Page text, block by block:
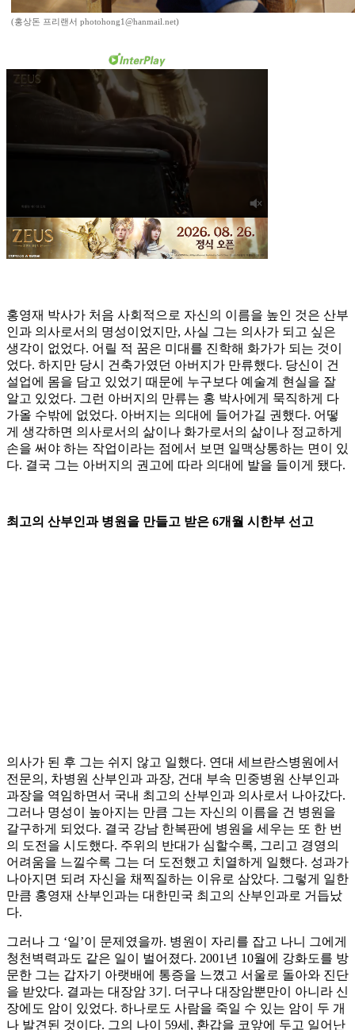
(홍상돈 프리랜서 photohong1@hanmail.net)
홍영재 박사가 처음 사회적으로 자신의 이름을 높인 것은 산부
인과 의사로서의 명성이었지만, 사실 그는 의사가 되고 싶은
생각이 없었다. 어릴 적 꿈은 미대를 진학해 화가가 되는 것이
었다. 하지만 당시 건축가였던 아버지가 만류했다. 당신이 건
설업에 몸을 담고 있었기 때문에 누구보다 예술계 현실을 잘
알고 있었다. 그런 아버지의 만류는 홍 박사에게 묵직하게 다
가올 수밖에 없었다. 아버지는 의대에 들어가길 권했다. 어떻
게 생각하면 의사로서의 삶이나 화가로서의 삶이나 정교하게
손을 써야 하는 작업이라는 점에서 보면 일맥상통하는 면이 있
다. 결국 그는 아버지의 권고에 따라 의대에 발을 들이게 됐다.
최고의 산부인과 병원을 만들고 받은 6개월 시한부 선고
의사가 된 후 그는 쉬지 않고 일했다. 연대 세브란스병원에서
전문의, 차병원 산부인과 과장, 건대 부속 민중병원 산부인과
과장을 역임하면서 국내 최고의 산부인과 의사로서 나아갔다.
그러나 명성이 높아지는 만큼 그는 자신의 이름을 건 병원을
갈구하게 되었다. 결국 강남 한복판에 병원을 세우는 또 한 번
의 도전을 시도했다. 주위의 반대가 심할수록, 그리고 경영의
어려움을 느낄수록 그는 더 도전했고 치열하게 일했다. 성과가
나아지면 되려 자신을 채찍질하는 이유로 삼았다. 그렇게 일한
만큼 홍영재 산부인과는 대한민국 최고의 산부인과로 거듭났
다.
그러나 그 ‘일’이 문제였을까. 병원이 자리를 잡고 나니 그에게
청천벽력과도 같은 일이 벌어졌다. 2001년 10월에 강화도를 방
문한 그는 갑자기 아랫배에 통증을 느꼈고 서울로 돌아와 진단
을 받았다. 결과는 대장암 3기. 더구나 대장암뿐만이 아니라 신
장에도 암이 있었다. 하나로도 사람을 죽일 수 있는 암이 두 개
나 발견된 것이다. 그의 나이 59세, 환갑을 코앞에 두고 일어난